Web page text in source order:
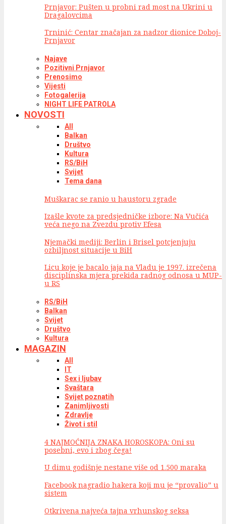
Prnjavor: Pušten u probni rad most na Ukrini u
Dragalovcima
Trninić: Centar značajan za nadzor dionice Doboj-
Prnjavor
Najave
Pozitivni Prnjavor
Prenosimo
Vijesti
Fotogalerija
NIGHT LIFE PATROLA
NOVOSTI
All
Balkan
Društvo
Kultura
RS/BiH
Svijet
Tema dana
Muškarac se ranio u haustoru zgrade
Izašle kvote za predsjedničke izbore: Na Vučića
veća nego na Zvezdu protiv Efesa
Njemački mediji: Berlin i Brisel potcjenjuju
ozbiljnost situacije u BiH
Licu koje je bacalo jaja na Vladu je 1997. izrečena
disciplinska mjera prekida radnog odnosa u MUP-
u RS
RS/BiH
Balkan
Svijet
Društvo
Kultura
MAGAZIN
All
IT
Sex i ljubav
Svaštara
Svijet poznatih
Zanimljivosti
Zdravlje
Život i stil
4 NAJMOĆNIJA ZNAKA HOROSKOPA: Oni su
posebni, evo i zbog čega!
U dimu godišnje nestane više od 1.500 maraka
Facebook nagradio hakera koji mu je “provalio” u
sistem
Otkrivena najveća tajna vrhunskog seksa